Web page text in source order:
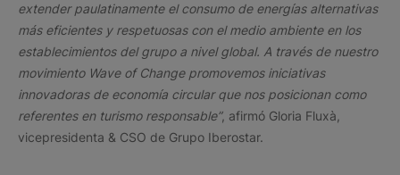
extender paulatinamente el consumo de energías alternativas
más eficientes y respetuosas con el medio ambiente en los
establecimientos del grupo a nivel global. A través de nuestro
movimiento Wave of Change promovemos iniciativas
innovadoras de economía circular que nos posicionan como
referentes en turismo responsable”, afirmó Gloria Fluxà,
vicepresidenta & CSO de Grupo Iberostar.